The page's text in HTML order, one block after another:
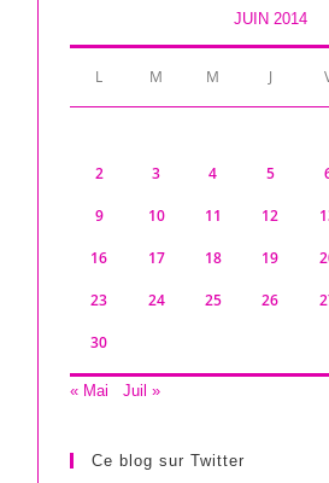
JUIN 2014
L M M J
2 3 4 5
9 10 11 12
16 17 18 19
23 24 25 26
30
« Mai Juil »
Ce blog sur Twitter